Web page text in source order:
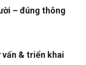
– đúng thông
& triển khai